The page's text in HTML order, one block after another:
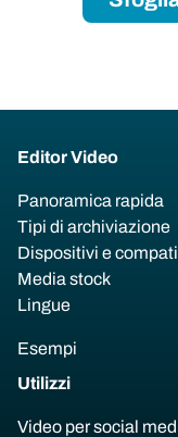
Editor Video
Panoramica rapida
Tipi di archiviazione
Dispositivi e
Media stock
Lingue
Esempi
Utilizzi
Video per social